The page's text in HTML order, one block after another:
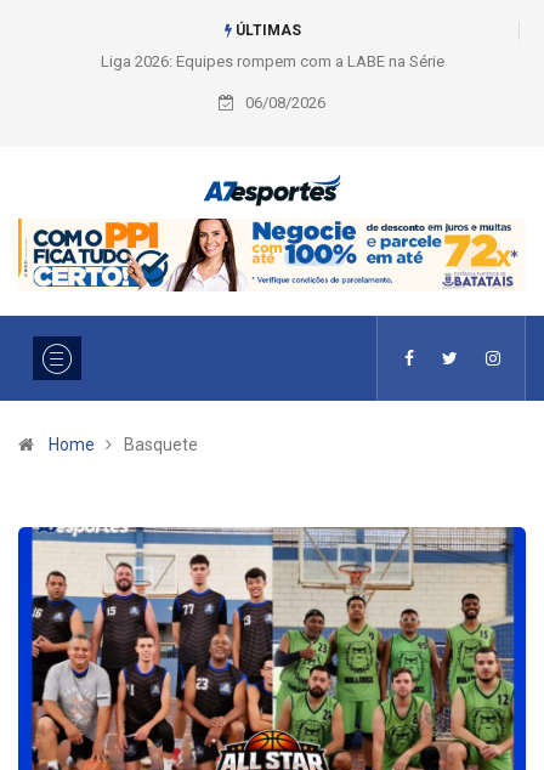
ÚLTIMAS
Liga 2026: Equipes rompem com a LABE na Série Ouro e entidade define
a 2° fase, times e formato
06/08/2026
Home Basquete